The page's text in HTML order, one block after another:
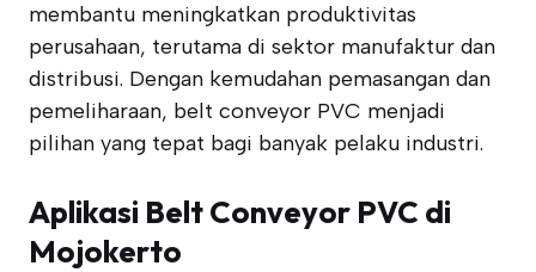
membantu meningkatkan produktivitas
perusahaan, terutama di sektor manufaktur dan
distribusi. Dengan kemudahan pemasangan dan
pemeliharaan, belt conveyor PVC menjadi
pilihan yang tepat bagi banyak pelaku industri.
Aplikasi Belt Conveyor PVC di
Mojokerto